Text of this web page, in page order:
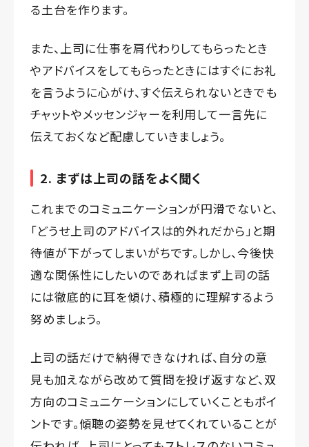
る土台を作ります。
また、上司に仕事を肩代わりしてもらったとき
やアドバイスをしてもらったときにはすぐにお礼
を言うように心がけ、すぐ伝えられないときでも
チャットやメッセンジャーを利用して一言先に
伝えておくなど配慮していきましょう。
2. まずは上司の話をよく聞く
これまでのコミュニケーションが円滑でないと、
「どうせ上司のアドバイスは的外れだから」と期
待値が下がってしまいがちです。しかし、今後快
適な関係性にしたいのであればまず上司の話
には徹底的に耳を傾け、積極的に理解するよう
努めましょう。
上司の話だけで納得できなければ、自分の意
見も加えながら改めて質問を投げ返すなど、双
方向のコミュニケーションにしていくこともポイ
ントです。傾聴の姿勢を見せてくれていることが